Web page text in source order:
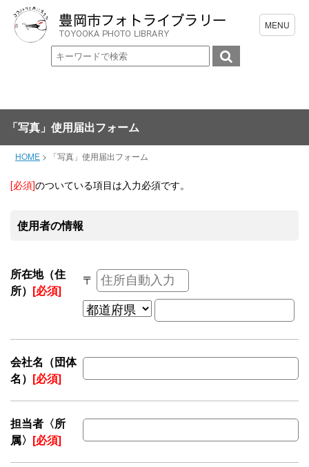
「写真」使用届出フォーム
HOME > 「写真」使用届出フォーム
[必須]のついている項目は入力必須です。
使用者の情報
所在地（住
所） [必須]
〒
会社名（団体
名） [必須]
担当者〈所
属〉 [必須]